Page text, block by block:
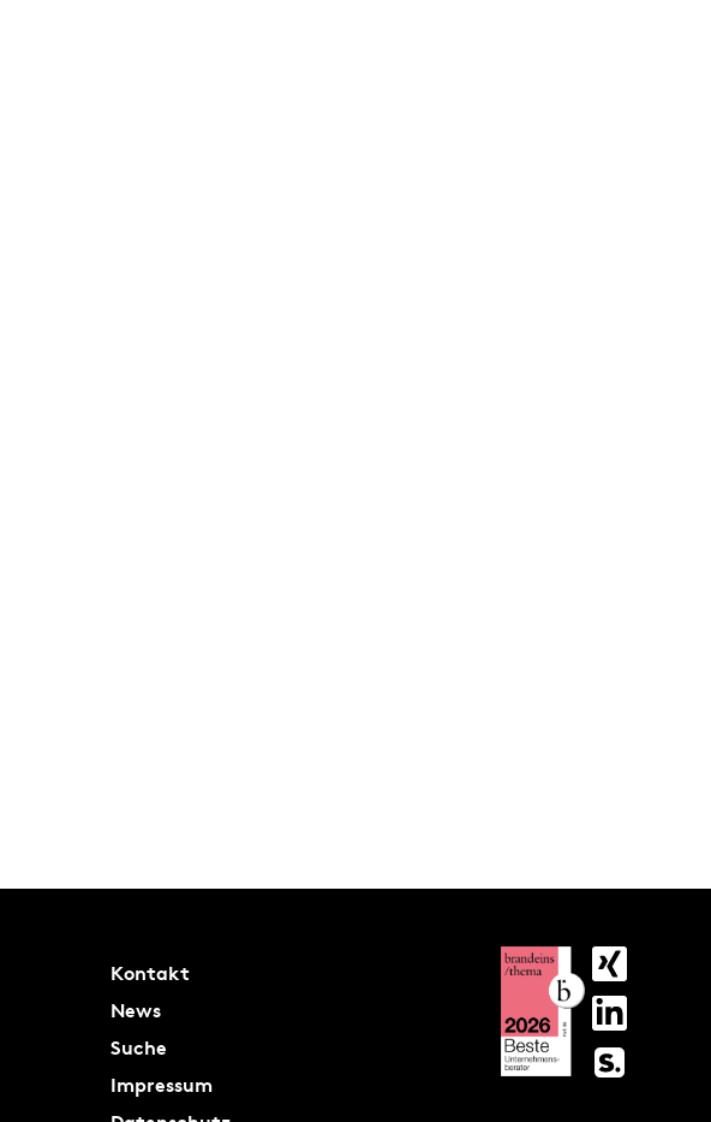
Kontakt
News
Suche
Impressum